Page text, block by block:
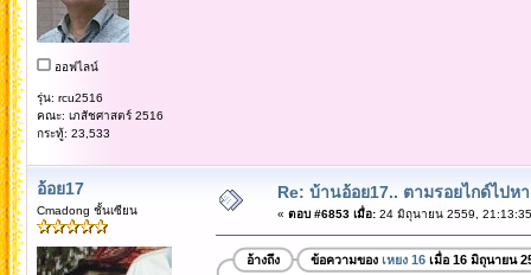
ออฟไลน์
รุ่น: rcu2516
คณะ: เภสัชศาสตร์ 2516
กระทู้: 23,533
อ้อย17
Cmadong ชั้นเซียน
Re: บ้านอ้อย17.. ตามรอยไกด์ไปห
« ตอบ #6853 เมื่อ:24 มิถุนายน 2559,
อ้างถึง ข้อความของ เหยง 16เมื่อ 16 มิถุนายน